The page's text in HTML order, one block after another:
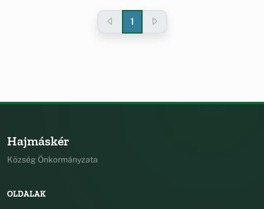
1
Hajmáskér
Község Önkormányzata
OLDALAK